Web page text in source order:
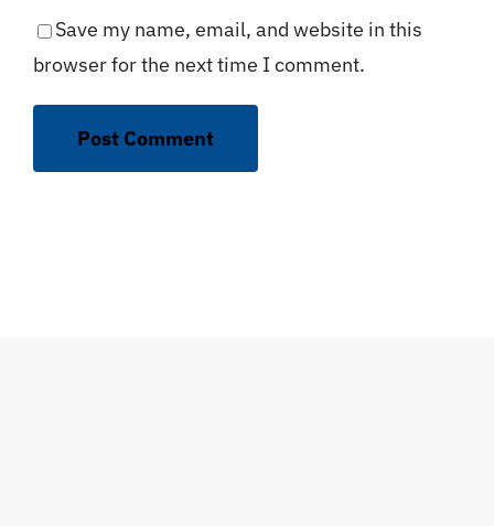
Save my name, email, and website in this
browser for the next time I comment.